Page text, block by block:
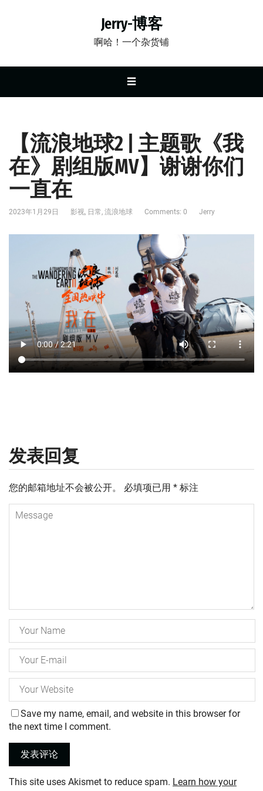
Jerry-博客
啊哈！一个杂货铺
☰
【流浪地球2 | 主题歌《我
在》剧组版MV】谢谢你们
一直在
2023年1月29日 影视, 日常, 流浪地球 Comments: 0 Jerry
发表回复
您的邮箱地址不会被公开。 必填项已用 * 标注
Save my name, email, and website in this browser for
the next time I comment.
This site uses Akismet to reduce spam. Learn how your